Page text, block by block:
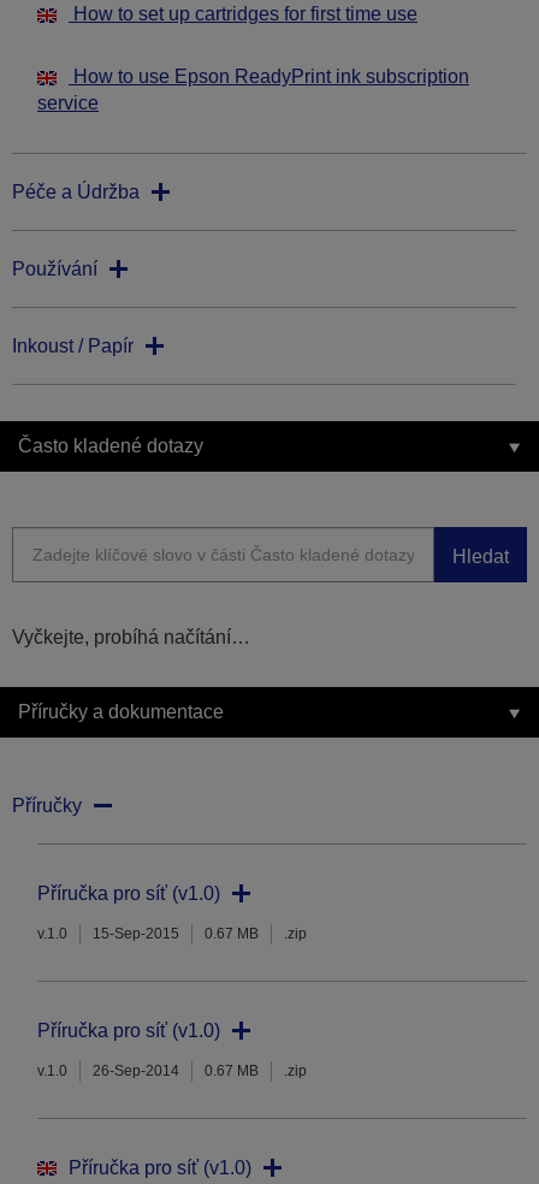
How to set up cartridges for first time use
How to use Epson ReadyPrint ink subscription
service
Péče a Údržba
Používání
Inkoust / Papír
Často kladené dotazy
Hledat
Vyčkejte, probíhá načítání…
Příručky a dokumentace
Příručky
Příručka pro síť (v1.0)
v.1.0 15-Sep-2015 0.67 MB .zip
Příručka pro síť (v1.0)
v.1.0 26-Sep-2014 0.67 MB .zip
Příručka pro síť (v1.0)